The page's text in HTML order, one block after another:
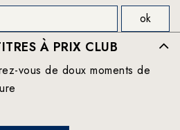
À PRIX CLUB
vous de doux moments de